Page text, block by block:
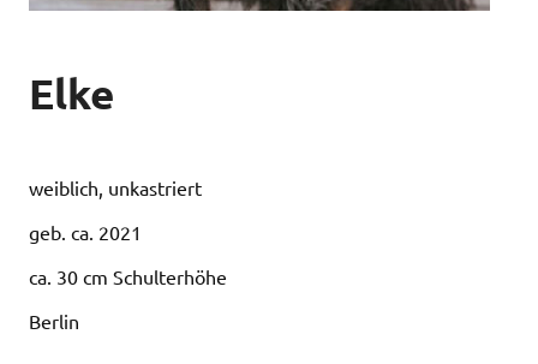
Elke
weiblich, unkastriert
geb. ca. 2021
ca. 30 cm Schulterhöhe
Berlin